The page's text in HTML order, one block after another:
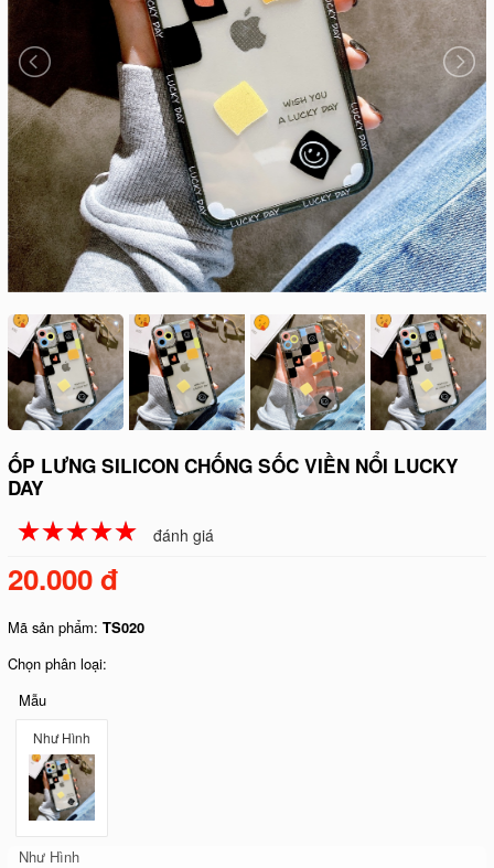
ỐP LƯNG SILICON CHỐNG SỐC VIỀN NỔI LUCKY
DAY
☆☆☆☆☆
★★★★★ đánh giá
20.000 đ
Mã sản phẩm:TS020
Chọn phân loại:
Mẫu
Như Hình
Như Hình